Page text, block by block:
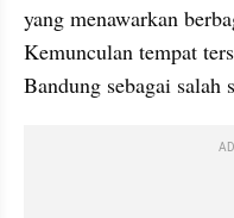
yang menawarkan
Kemunculan tempat
Bandung sebagai salah